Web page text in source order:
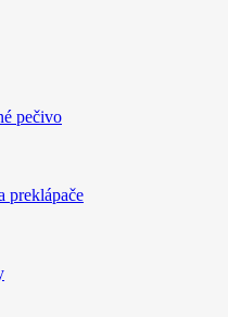
pečivo
preklápače